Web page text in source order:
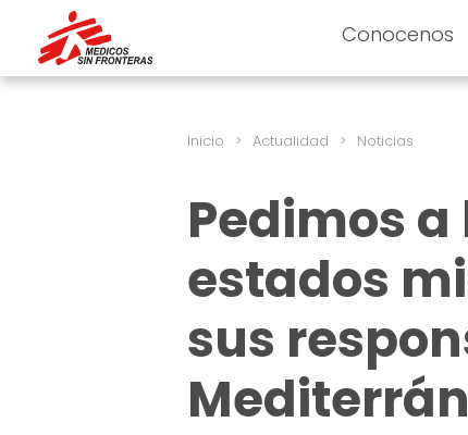
Conocenos
Inicio > Actualidad > Noticias
Pedimos a
estados
sus